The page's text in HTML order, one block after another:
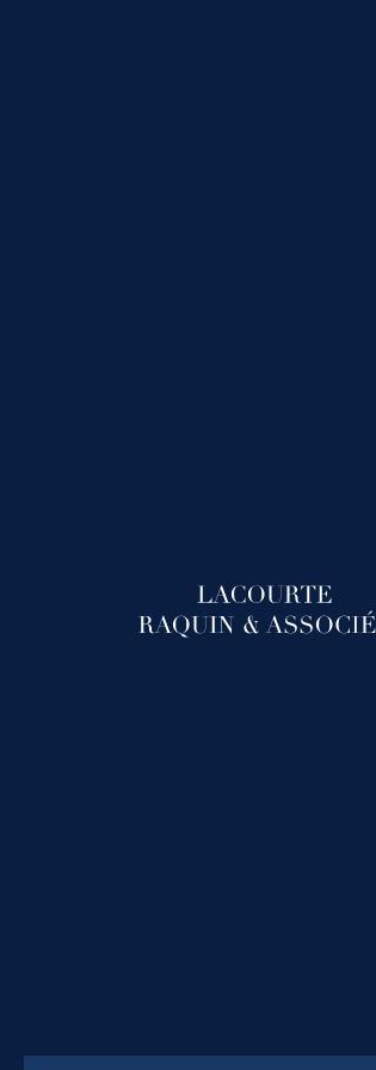
LACOURTE RAQUIN &